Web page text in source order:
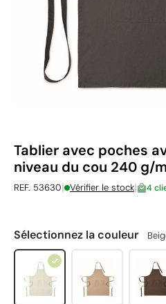
Tablier avec poches
niveau du cou 240 g/
REF. 53630| Vérifier le stock| 4
Sélectionnez la couleur